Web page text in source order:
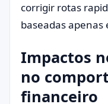
corrigir rotas
baseadas apenas
Impactos
no
financeiro